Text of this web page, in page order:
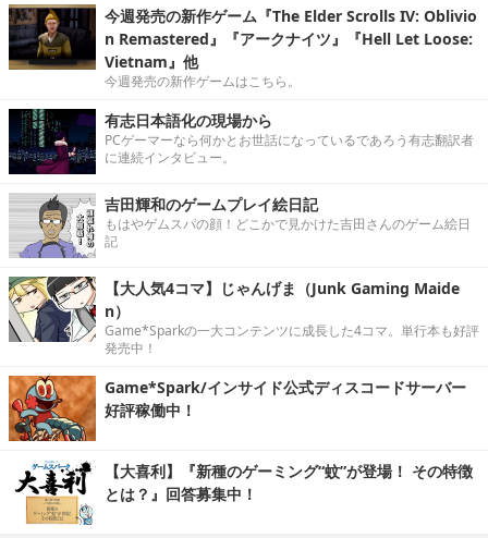
今週発売の新作ゲーム『The Elder Scrolls IV: Oblivio
n Remastered』『アークナイツ』『Hell Let Loose:
Vietnam』他
今週発売の新作ゲームはこちら。
有志日本語化の現場から
PCゲーマーなら何かとお世話になっているであろう有志翻訳者
に連続インタビュー。
吉田輝和のゲームプレイ絵日記
もはやゲムスパの顔！どこかで見かけた吉田さんのゲーム絵日
記
【大人気4コマ】じゃんげま（Junk Gaming Maide
n）
Game*Sparkの一大コンテンツに成長した4コマ。単行本も好評
発売中！
Game*Spark/インサイド公式ディスコードサーバー
好評稼働中！
【大喜利】『新種のゲーミング“蚊”が登場！ その特徴
とは？』回答募集中！